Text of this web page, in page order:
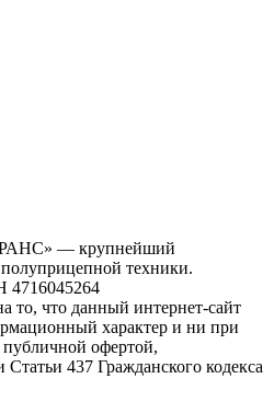
— крупнейший
техники.
то, что данный интернет-сайт
характер и ни при
публичной офертой,
437 Гражданского кодекса